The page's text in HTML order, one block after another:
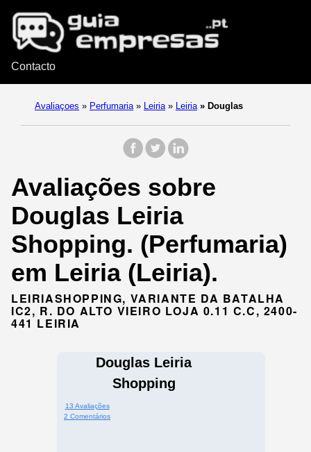
Contacto
Avaliaçoes » Perfumaria » Leiria » Leiria » Douglas
Avaliações sobre
Douglas Leiria
Shopping. (Perfumaria)
em Leiria (Leiria).
LEIRIASHOPPING, VARIANTE DA BATALHA
IC2, R. DO ALTO VIEIRO LOJA 0.11 C.C, 2400-
441 LEIRIA
Douglas Leiria
Shopping
13 Avaliações
2 Comentários